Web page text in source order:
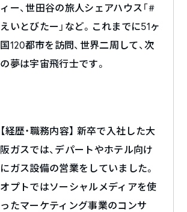
ィー、世田谷の旅人シェアハウス「#
えいとびたー」など。これまでに51ヶ
国120都市を訪問、世界二周して、次
の夢は宇宙飛行士です。
【経歴・職務内容】 新卒で入社した大
阪ガスでは、デパートやホテル向け
にガス設備の営業をしていました。
オプトではソーシャルメディアを使
ったマーケティング事業のコンサ